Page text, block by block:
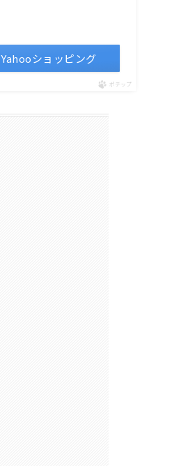
Yahooショッピング
ポチップ